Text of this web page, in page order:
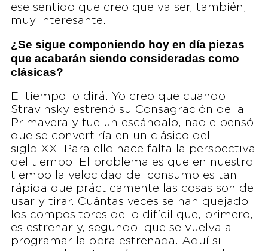
ese sentido que creo que va ser, también,
muy interesante.
¿Se sigue componiendo hoy en día piezas
que acabarán siendo consideradas como
clásicas?
El tiempo lo dirá. Yo creo que cuando
Stravinsky estrenó su Consagración de la
Primavera y fue un escándalo, nadie pensó
que se convertiría en un clásico del
siglo XX. Para ello hace falta la perspectiva
del tiempo. El problema es que en nuestro
tiempo la velocidad del consumo es tan
rápida que prácticamente las cosas son de
usar y tirar. Cuántas veces se han quejado
los compositores de lo difícil que, primero,
es estrenar y, segundo, que se vuelva a
programar la obra estrenada. Aquí si